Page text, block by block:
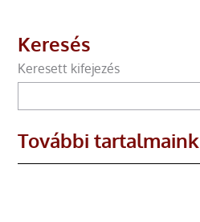
Keresés
Keresett kifejezés
További tartalmaink